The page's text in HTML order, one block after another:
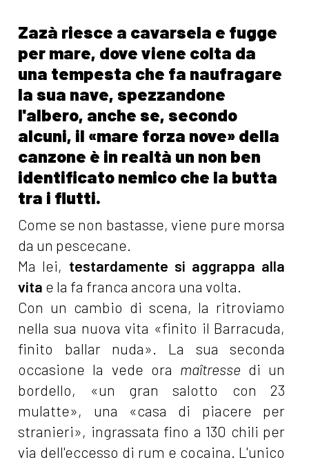
Zazà riesce a cavarsela e fugge
per mare, dove viene colta da
una tempesta che fa naufragare
la sua nave, spezzandone
l'albero, anche se, secondo
alcuni, il «mare forza nove» della
canzone è in realtà un non ben
identificato nemico che la butta
tra i flutti.
Come se non bastasse, viene pure morsa
da un pescecane.
Ma lei, testardamente si aggrappa alla
vita e la fa franca ancora una volta.
Con un cambio di scena, la ritroviamo
nella sua nuova vita «finito il Barracuda,
finito ballar nuda». La sua seconda
occasione la vede ora maîtresse di un
bordello, «un gran salotto con 23
mulatte», una «casa di piacere per
stranieri», ingrassata fino a 130 chili per
via dell'eccesso di rum e cocaina. L'unico